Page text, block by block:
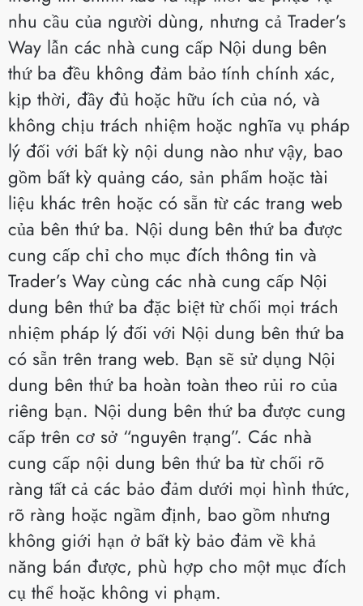
nhu cầu của người dùng, nhưng cả Trader’s
Way lẫn các nhà cung cấp Nội dung bên
thứ ba đều không đảm bảo tính chính xác,
kịp thời, đầy đủ hoặc hữu ích của nó, và
không chịu trách nhiệm hoặc nghĩa vụ pháp
lý đối với bất kỳ nội dung nào như vậy, bao
gồm bất kỳ quảng cáo, sản phẩm hoặc tài
liệu khác trên hoặc có sẵn từ các trang web
của bên thứ ba. Nội dung bên thứ ba được
cung cấp chỉ cho mục đích thông tin và
Trader’s Way cùng các nhà cung cấp Nội
dung bên thứ ba đặc biệt từ chối mọi trách
nhiệm pháp lý đối với Nội dung bên thứ ba
có sẵn trên trang web. Bạn sẽ sử dụng Nội
dung bên thứ ba hoàn toàn theo rủi ro của
riêng bạn. Nội dung bên thứ ba được cung
cấp trên cơ sở “nguyên trạng”. Các nhà
cung cấp nội dung bên thứ ba từ chối rõ
ràng tất cả các bảo đảm dưới mọi hình thức,
rõ ràng hoặc ngầm định, bao gồm nhưng
không giới hạn ở bất kỳ bảo đảm về khả
năng bán được, phù hợp cho một mục đích
cụ thể hoặc không vi phạm.